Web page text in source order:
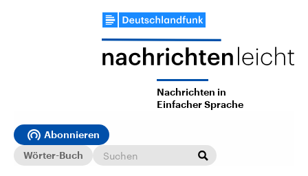
Nachrichten in
Einfacher Sprache
Abonnieren
Wörter-Buch